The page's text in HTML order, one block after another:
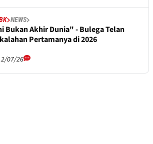
NEWS
Bukan Akhir Dunia" - Bulega Telan
Pertamanya di 2026
07/26